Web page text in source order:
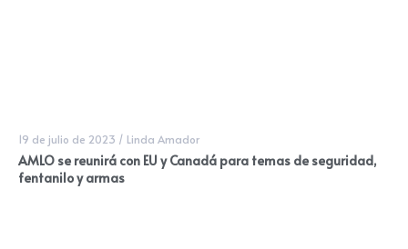
19 de julio de 2023 / Linda Amador
AMLO se reunirá con EU y Canadá para temas de seguridad,
fentanilo y armas